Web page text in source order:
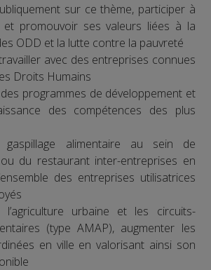
sur ce thème, participer à
et promouvoir ses valeurs liées à la
ODD et la lutte contre la pauvreté
avec des entreprises connues
Droits Humains
programmes de développement et
des compétences des plus
gaspillage alimentaire au sein de
ou du restaurant inter-entreprises en
des entreprises utilisatrices
l’agriculture urbaine et les circuits-
(type AMAP), augmenter les
en ville en valorisant ainsi son